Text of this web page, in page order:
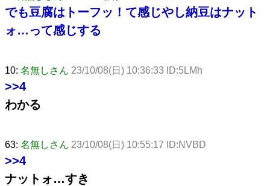
でも豆腐はトーフッ！て感じやし納豆はナット
ォ…って感じする
10: 名無しさん 23/10/08(日) 10:36:33 ID:5LMh
>>4
わかる
63: 名無しさん 23/10/08(日) 10:55:17 ID:NVBD
>>4
ナットォ…すき